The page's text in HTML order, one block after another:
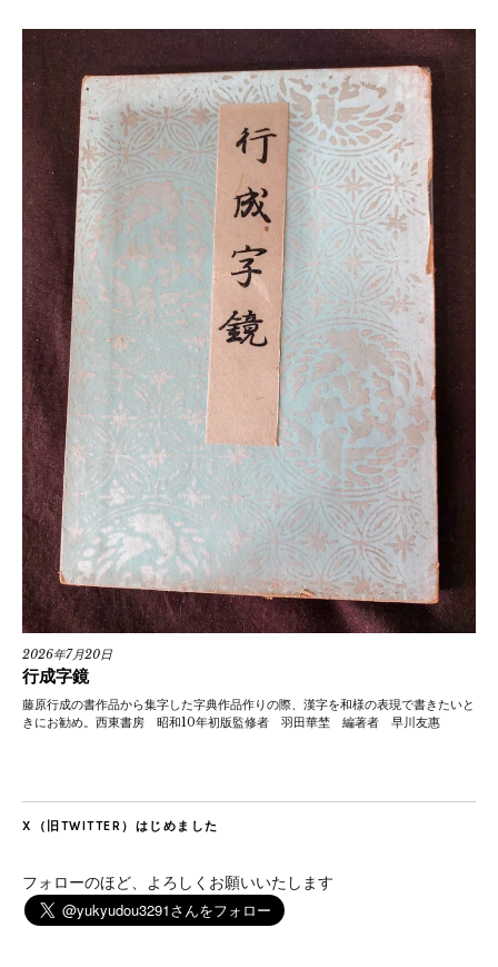
2026年7月20日
行成字鏡
藤原行成の書作品から集字した字典作品作りの際、漢字を和様の表現で書きたいと
きにお勧め。西東書房 昭和10年初版監修者 羽田華埜 編著者 早川友惠
X（旧TWITTER）はじめました
フォローのほど、よろしくお願いいたします